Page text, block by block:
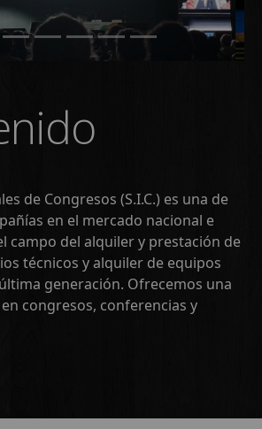
de Congresos (S.I.C.) es una de
en el mercado nacional e
campo del alquiler y prestación de
técnicos y alquiler de equipos
generación. Ofrecemos una
congresos, conferencias y